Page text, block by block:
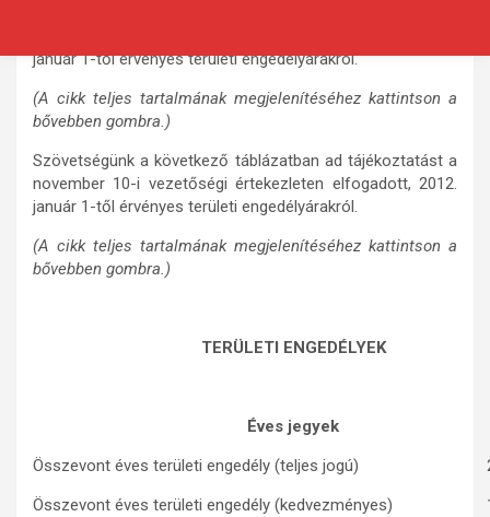
január 1-től érvényes területi engedélyárakról.
(A cikk teljes tartalmának megjelenítéséhez kattintson a
bővebben gombra.)
Szövetségünk a következő táblázatban ad tájékoztatást a
november 10-i vezetőségi értekezleten elfogadott, 2012.
január 1-től érvényes területi engedélyárakról.
(A cikk teljes tartalmának megjelenítéséhez kattintson a
bővebben gombra.)
TERÜLETI ENGEDÉLYEK
Éves jegyek
Összevont éves területi engedély (teljes jogú)
Összevont éves területi engedély (kedvezményes)